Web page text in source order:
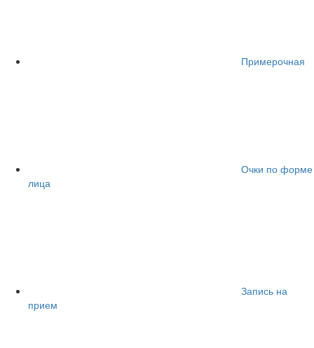
Примерочная
Очки по форме
лица
Запись на
прием